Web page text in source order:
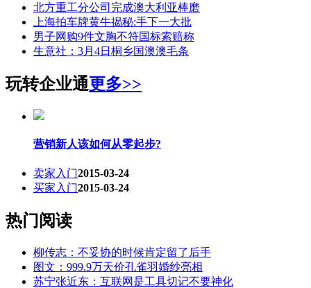
北方重工分公司完成澳大利亚棒磨
上海拍车牌黄牛揭秘:手下一大批
男子网购9件文胸不符国标索赔称
生意社：3月4日桐乡国澳澳毛条
玩转企业通更多>>
营销新人该如何从零起步?
卖家入门2015-03-24
买家入门2015-03-24
热门阅读
柳传志：不妥协的时候肯定留了后手
图文：999.9万天价孔雀羽婚纱亮相
苏宁张近东：互联网是工具切记不要神化